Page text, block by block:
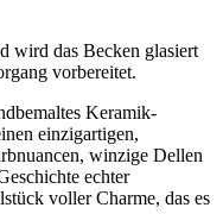
wird das Becken glasiert
vorbereitet.
Keramik-
einzigartigen,
winzige Dellen
echter
voller Charme, das es